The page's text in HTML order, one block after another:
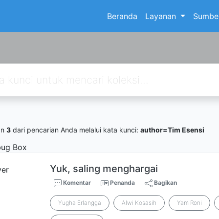
Beranda Layanan
3 dari pencarian Anda melalui kata kunci: author=Tim Esensi
Box
Yuk, saling menghargai
Komentar Penanda Bagikan
Yugha Erlangga Alwi Kosasih Yam Roni